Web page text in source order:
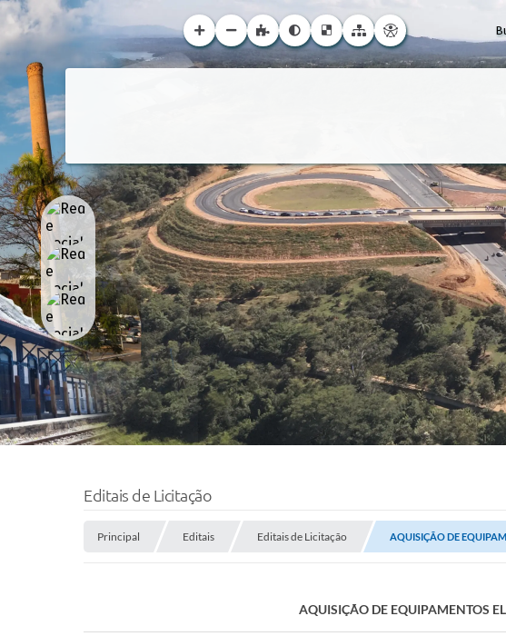
Editais de Licitação
Principal Editais Editais de Licitação AQUISIÇÃO DE
AQUISIÇÃO DE EQUIPAMENTOS